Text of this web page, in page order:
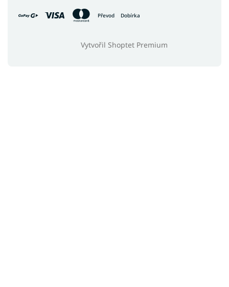
Převod Dobírka
Vytvořil Shoptet Premium